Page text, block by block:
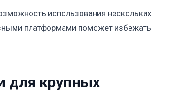
использования нескольких
платформами поможет избежать
для крупных